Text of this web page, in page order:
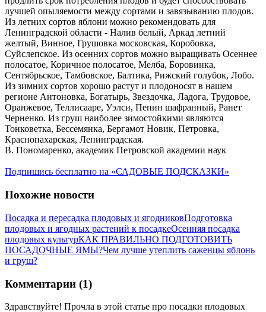
лучшей опыляемости между сортами и завязыванию плодов.
Из летних сортов яблони можно рекомендовать для
Ленинградской области - Налив белый, Аркад летний
желтый, Винное, Грушовка московская, Коробовка,
Суйслепское. Из осенних сортов можно выращивать Осеннее
полосатое, Коричное полосатое, Мелба, Боровинка,
Сентябрьское, Тамбовское, Балтика, Рижский голубок, Лобо.
Из зимних сортов хорошо растут и плодоносят в нашем
регионе Антоновка, Богатырь, Звездочка, Ладога, Трудовое,
Оранжевое, Теллисааре, Уэлси, Пепин шафранный, Ранет
Черненко. Из груш наиболее зимостойкими являются
Тонковетка, Бессемянка, Бергамот Новик, Петровка,
Краснопахарская, Ленинградская.
В. Пономаренко, академик Петровской академии наук
Подпишись бесплатно на «САДОВЫЕ ПОДСКАЗКИ»
Похожие новости
Посадка и пересадка плодовых и ягодниковПодготовка
плодовых и ягодных растений к посадкеОсенняя посадка
плодовых культурКАК ПРАВИЛЬНО ПОДГОТОВИТЬ
ПОСАДОЧНЫЕ ЯМЫ?Чем лучше утеплить саженцы яблонь
и груш?
Комментарии (1)
Здравствуйте! Прочла в этой статье про посадки плодовых